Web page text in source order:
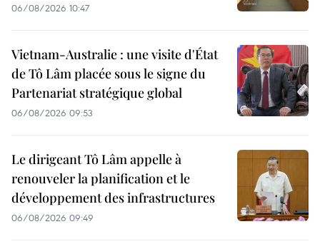
06/08/2026 10:47
Vietnam-Australie : une visite d'État
de Tô Lâm placée sous le signe du
Partenariat stratégique global
06/08/2026 09:53
Le dirigeant Tô Lâm appelle à
renouveler la planification et le
développement des infrastructures
06/08/2026 09:49